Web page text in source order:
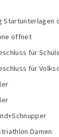
Startunterlagen
öffnet
für
für
Damen